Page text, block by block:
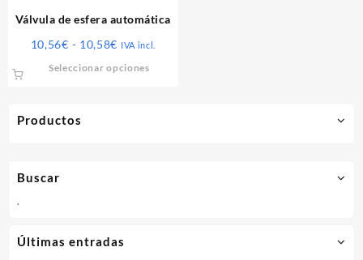
Productos
Válvula de esfera automática
10,56€ - 10,58€ Rango
IVA incl.
Seleccionar opciones
Buscar
.
Últimas entradas